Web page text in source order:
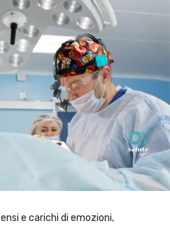
e carichi di emozioni,